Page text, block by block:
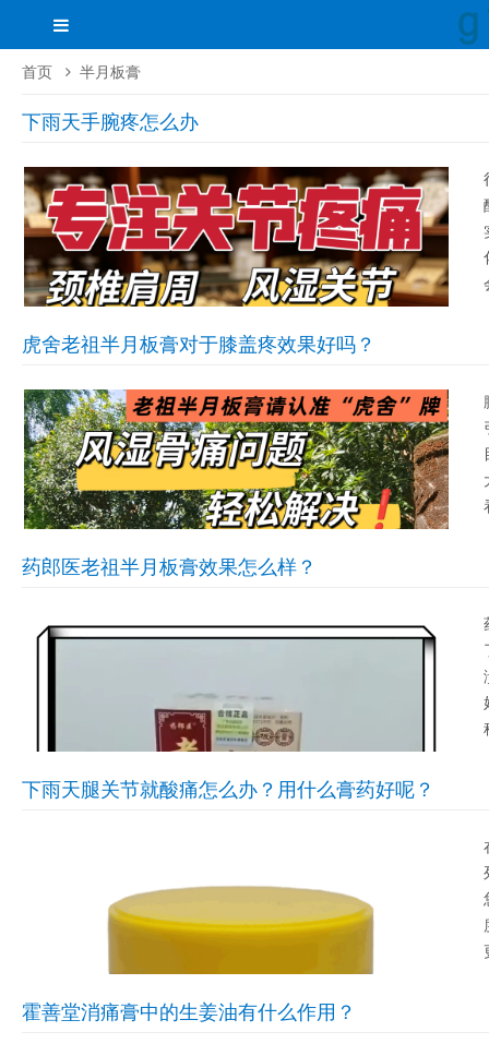
首页 半月板膏
下雨天手腕疼怎么办
虎舍老祖半月板膏对于膝盖疼效果好吗？
药郎医老祖半月板膏效果怎么样？
下雨天腿关节就酸痛怎么办？用什么膏药好呢？
霍善堂消痛膏中的生姜油有什么作用？